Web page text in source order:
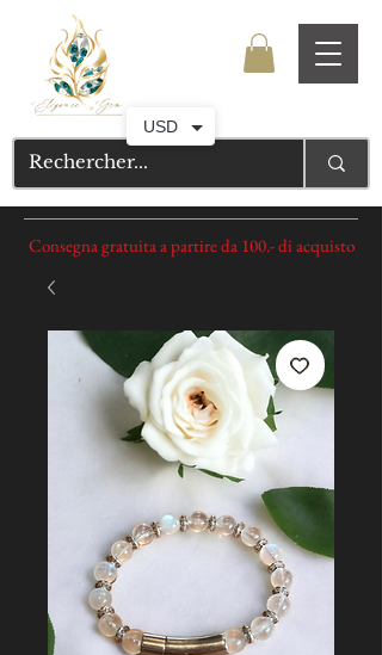
Consegna gratuita a partire da 100.- di acquisto
USD